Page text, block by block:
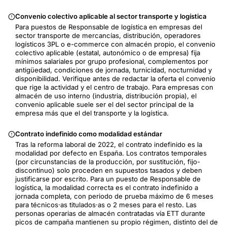
Convenio colectivo aplicable al sector transporte y logística
Para puestos de Responsable de logística en empresas del
sector transporte de mercancías, distribución, operadores
logísticos 3PL o e-commerce con almacén propio, el convenio
colectivo aplicable (estatal, autonómico o de empresa) fija
mínimos salariales por grupo profesional, complementos por
antigüedad, condiciones de jornada, turnicidad, nocturnidad y
disponibilidad. Verifique antes de redactar la oferta el convenio
que rige la actividad y el centro de trabajo. Para empresas con
almacén de uso interno (industria, distribución propia), el
convenio aplicable suele ser el del sector principal de la
empresa más que el del transporte y la logística.
Contrato indefinido como modalidad estándar
Tras la reforma laboral de 2022, el contrato indefinido es la
modalidad por defecto en España. Los contratos temporales
(por circunstancias de la producción, por sustitución, fijo-
discontinuo) solo proceden en supuestos tasados y deben
justificarse por escrito. Para un puesto de Responsable de
logística, la modalidad correcta es el contrato indefinido a
jornada completa, con periodo de prueba máximo de 6 meses
para técnicos·as titulados·as o 2 meses para el resto. Las
personas operarias de almacén contratadas vía ETT durante
picos de campaña mantienen su propio régimen, distinto del de